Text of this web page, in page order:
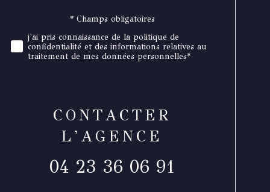
Validation* Champs obligatoires
j'ai pris connaissance de la politique de
confidentialité et des informations relatives au
traitement de mes données personnelles*
CONTACTER
L'AGENCE
04 23 36 06 91